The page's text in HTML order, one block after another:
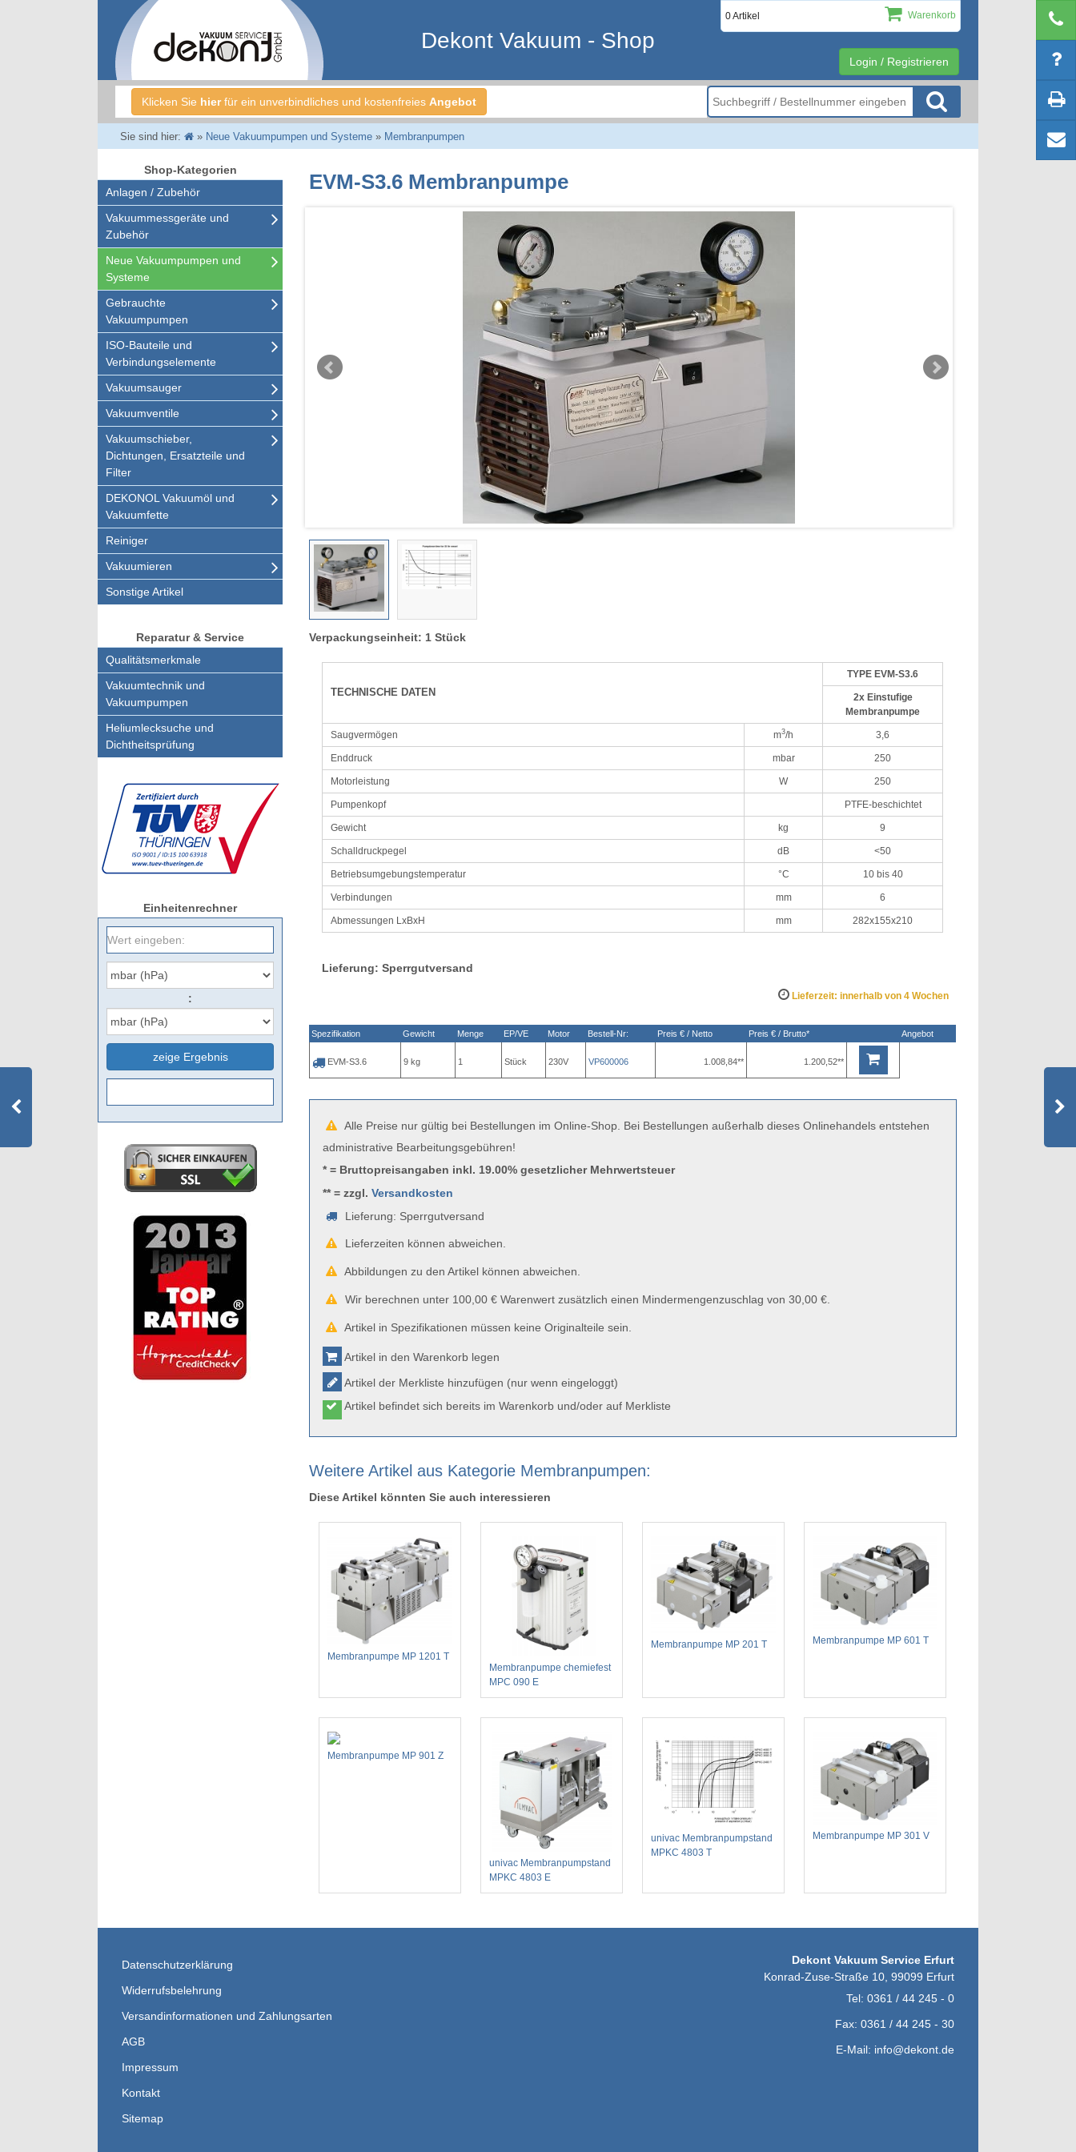
Login / Registrieren
0 Artikel Warenkorb
Dekont Vakuum - Shop
Klicken Sie hierfür ein unverbindliches und kostenfreies Angebot
Sie sind hier: » Neue Vakuumpumpen und Systeme» Membranpumpen
Shop-Kategorien
Anlagen / Zubehör
Vakuummessgeräte und
Zubehör
Neue Vakuumpumpen und
Systeme
Gebrauchte
Vakuumpumpen
ISO-Bauteile und
Verbindungselemente
Vakuumsauger
Vakuumventile
Vakuumschieber,
Dichtungen, Ersatzteile und
Filter
DEKONOL Vakuumöl und
Vakuumfette
Reiniger
Vakuumieren
Sonstige Artikel
Reparatur & Service
Qualitätsmerkmale
Vakuumtechnik und
Vakuumpumpen
Heliumlecksuche und
Dichtheitsprüfung
Einheitenrechner
:
zeige Ergebnis
EVM-S3.6 Membranpumpe
Verpackungseinheit: 1 Stück
TECHNISCHE DATEN
TYPE EVM-S3.6
2x Einstufige
Membranpumpe
Saugvermögen m3/h 3,6
Enddruck mbar 250
Motorleistung W 250
Pumpenkopf PTFE-beschichtet
Gewicht kg 9
Schalldruckpegel dB <50
Betriebsumgebungstemperatur °C 10 bis 40
Verbindungen mm 6
Abmessungen LxBxH mm 282x155x210
Lieferung: Sperrgutversand
Lieferzeit: innerhalb von 4 Wochen
Spezifikation Gewicht Menge EP/VE Motor Bestell-Nr: Preis € / Netto Preis € / Brutto* Angebot
EVM-S3.6 9 kg 1 Stück 230V VP600006 1.008,84** 1.200,52**
Alle Preise nur gültig bei Bestellungen im Online-Shop. Bei Bestellungen außerhalb dieses Onlinehandels entstehen
administrative Bearbeitungsgebühren!
* = Bruttopreisangaben inkl. 19.00% gesetzlicher Mehrwertsteuer
** = zzgl.Versandkosten
Lieferung: Sperrgutversand
Lieferzeiten können abweichen.
Abbildungen zu den Artikel können abweichen.
Wir berechnen unter 100,00 € Warenwert zusätzlich einen Mindermengenzuschlag von 30,00 €.
Artikel in Spezifikationen müssen keine Originalteile sein.
Artikel in den Warenkorb legen
Artikel der Merkliste hinzufügen (nur wenn eingeloggt)
Artikel befindet sich bereits im Warenkorb und/oder auf Merkliste
Weitere Artikel aus Kategorie Membranpumpen:
Diese Artikel könnten Sie auch interessieren
Membranpumpe MP 1201 T
Membranpumpe chemiefest
MPC 090 E
Membranpumpe MP 201 T Membranpumpe MP 601 T
Membranpumpe MP 901 Z
univac Membranpumpstand
MPKC 4803 E
univac Membranpumpstand
MPKC 4803 T
Membranpumpe MP 301 V
Datenschutzerklärung
Widerrufsbelehrung
Versandinformationen und Zahlungsarten
AGB
Impressum
Kontakt
Sitemap
Dekont Vakuum Service Erfurt
Konrad-Zuse-Straße 10 99099 Erfurt
Tel: 0361 / 44 245 - 0
Fax: 0361 / 44 245 - 30
E-Mail: info@dekont.de